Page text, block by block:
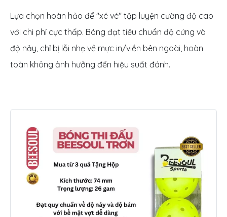
Lựa chọn hoàn hảo để "xé vé" tập luyện cường độ cao
với chi phí cực thấp. Bóng đạt tiêu chuẩn độ cứng và
độ nảy, chỉ bị lỗi nhẹ về mực in/viền bên ngoài, hoàn
toàn không ảnh hưởng đến hiệu suất đánh.